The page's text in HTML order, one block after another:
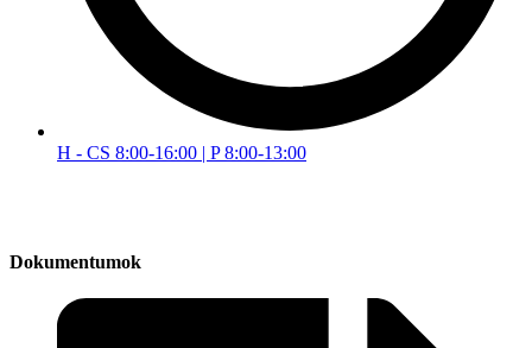
H - CS 8:00-16:00 | P 8:00-13:00
Dokumentumok